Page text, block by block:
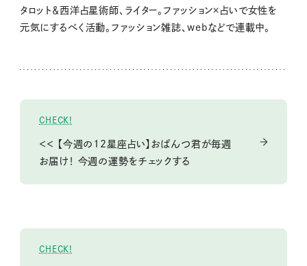
タロット＆西洋占星術師、ライター。ファッション×占いで女性を
元気にするべく活動。ファッション雑誌、webなどで連載中。
CHECK!
＜＜ 【今週の12星座占い】おぱんつ君が毎週
お届け！ 今週の運勢をチェックする
CHECK!